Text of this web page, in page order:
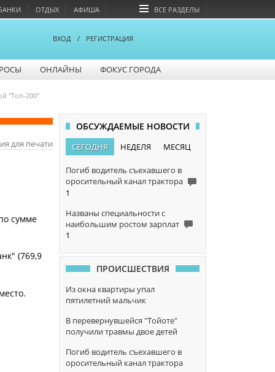
ОТДЫХ АФИША ВСЕ РАЗДЕЛЫ
ВХОД / РЕГИСТРАЦИЯ
ОНЛАЙНЫ ФОКУС ГОРОДА
"Топ-200"
для печати
сумме
(769,9
ОБСУЖДАЕМЫЕ НОВОСТИ
СЕГОДНЯ НЕДЕЛЯ МЕСЯЦ
Погиб водитель съехавшего в
оросительный канал трактора
1
Названы специальности с
наибольшим ростом зарплат
1
ПРОИСШЕСТВИЯ
Из окна квартиры упал
пятилетний мальчик
В перевернувшейся "Тойоте"
получили травмы двое детей
Погиб водитель съехавшего в
оросительный канал трактора